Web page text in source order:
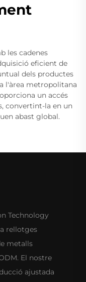
les cadenes
eficient de
dels productes
l'àrea metropolitana
un accés
convertint-la en un
abast global.
Technology
rellotges
metalls
El nostre
ajustada